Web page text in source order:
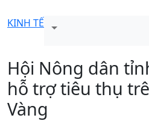
KINH TẾ
Hội Nông dân
hỗ trợ tiêu thụ
Vàng